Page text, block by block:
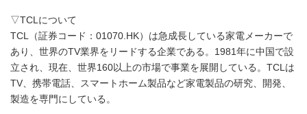
▽TCLについて
TCL（証券コード：01070.HK）は急成長している家電メーカーで
あり、世界のTV業界をリードする企業である。1981年に中国で設
立され、現在、世界160以上の市場で事業を展開している。TCLは
TV、携帯電話、スマートホーム製品など家電製品の研究、開発、
製造を専門にしている。